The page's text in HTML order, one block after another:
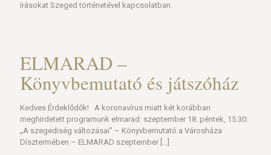
írásokat Szeged történetével kapcsolatban.
ELMARAD –
Könyvbemutató és játszóház
Kedves Érdeklődők! A koronavírus miatt két korábban
meghirdetett programunk elmarad: szeptember 18. péntek, 15.30:
„A szegediség változásai” – Könyvbemutató a Városháza
Dísztermében – ELMARAD szeptember […]